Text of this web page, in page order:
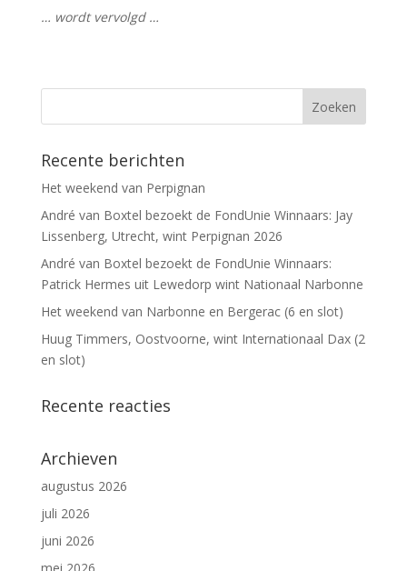
… wordt vervolgd …
Recente berichten
Het weekend van Perpignan
André van Boxtel bezoekt de FondUnie Winnaars: Jay
Lissenberg, Utrecht, wint Perpignan 2026
André van Boxtel bezoekt de FondUnie Winnaars:
Patrick Hermes uit Lewedorp wint Nationaal Narbonne
Het weekend van Narbonne en Bergerac (6 en slot)
Huug Timmers, Oostvoorne, wint Internationaal Dax (2
en slot)
Recente reacties
Archieven
augustus 2026
juli 2026
juni 2026